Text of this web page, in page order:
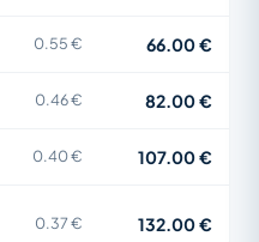
0.55 € 66.00 €
0.46 € 82.00 €
0.40 € 107.00 €
0.37 € 132.00 €